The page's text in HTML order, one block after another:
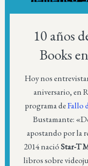
10 años
Books
Hoy nos
aniversario, en
programa deFallo
Bustamante:
apostando por la
2014 nacióStar-T
libros sobre